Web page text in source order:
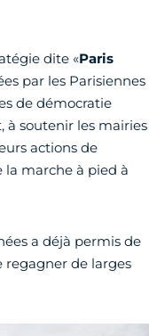
dite «Paris
par les Parisiennes
de démocratie
à soutenir les mairies
actions de
marche à pied à
a déjà permis de
regagner de larges